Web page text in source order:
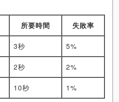
所要時間 失敗率
3秒 5%
2秒 2%
10秒 1%